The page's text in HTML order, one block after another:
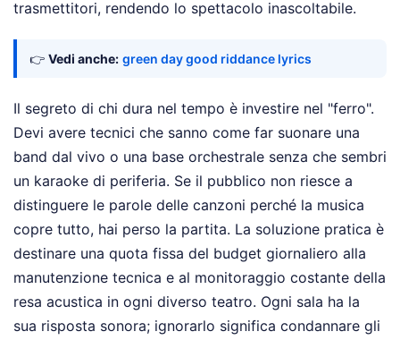
trasmettitori, rendendo lo spettacolo inascoltabile.
👉 Vedi anche: green day good riddance lyrics
Il segreto di chi dura nel tempo è investire nel "ferro".
Devi avere tecnici che sanno come far suonare una
band dal vivo o una base orchestrale senza che sembri
un karaoke di periferia. Se il pubblico non riesce a
distinguere le parole delle canzoni perché la musica
copre tutto, hai perso la partita. La soluzione pratica è
destinare una quota fissa del budget giornaliero alla
manutenzione tecnica e al monitoraggio costante della
resa acustica in ogni diverso teatro. Ogni sala ha la
sua risposta sonora; ignorarlo significa condannare gli